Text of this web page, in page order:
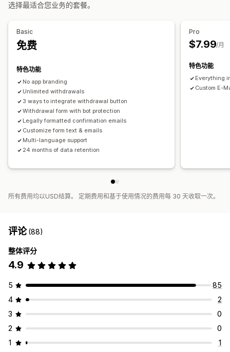
选择最适合您业务的套餐。
Basic
免费
特色功能
No app branding
Unlimited withdrawals
3 ways to integrate withdrawal button
Withdrawal form with bot protection
Legally formatted confirmation emails
Customize form text & emails
Multi-language support
24 months of data retention
Pro
$7.99/月
特色功能
Everything
Custom E-
所有费用均以USD结算。 定期费用和基于使用情况的费用每 30 天收取一次。
评论(88)
整体评分
4.9
5
85
4
2
3
0
2
0
1
1